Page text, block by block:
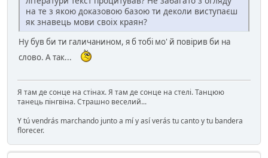
на те з якою доказовою базою ти деколи виступаєш
як знавець мови своіх краян?
Ну був би ти галичанином, я б тобі мо' й повірив би на
слово. А так...
Я там де сонце на стінах. Я там де сонце на стелі. Танцюю
танець пінгвіна. Страшно веселий...
Y tú vendrás marchando junto a mí y así verás tu canto y tu bandera
florecer.